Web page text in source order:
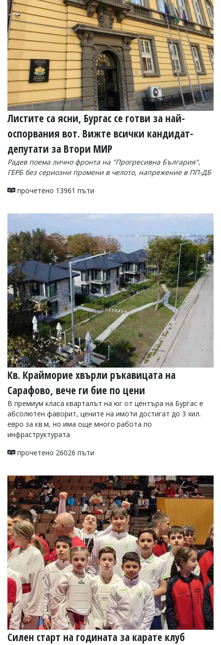
УКРАЙНА
СПОРТ
РАЗСЛЕДВАНЕ
БИЗНЕС
ЮГ
Управители:
Василев,
email:
v.vasilev@flagman.bg
Катя
Касабова,
еmail:k.kassabova@flagman.bg
Главен
редактор:
Иван
Колев,
office@flagman.bg
Коментарите
под
статиите
се
въвеждат
от
читателите
и
редакцията
не
отговорност
за
тях!
Ако
откриете
обиден
вас
коментар,
моля
сигнализирайте
ни!
Листите са ясни, Бургас се готви за най-
оспорвания вот. Вижте всички кандидат-
депутати за Втори МИР
Радев поема лично фронта на "Прогресивна България",
ГЕРБ без сериозни промени в челото, напрежение в ПП-ДБ
прочетено 13961 пъти
Кв. Крайморие хвърли ръкавицата на
Сарафово, вече ги бие по цени
В премиум класа кварталът на юг от центъра на Бургас е
абсолютен фаворит, цените на имоти достигат до 3 хил.
евро за кв.м, но има още много работа по
инфраструктурата
прочетено 26026 пъти
Силен старт на годината за карате клуб